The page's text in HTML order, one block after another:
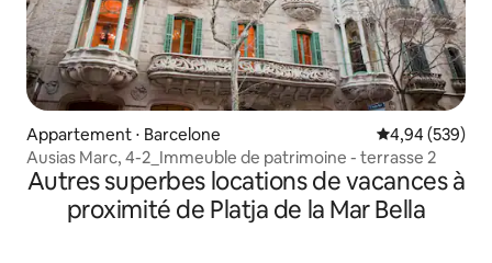
Appartement ⋅ Barcelone Évaluation
4,94 (539)
Ausias Marc, 4-2_Immeuble de patrimoine - terrasse 2
Autres superbes locations de vacances à
proximité de Platja de la Mar Bella